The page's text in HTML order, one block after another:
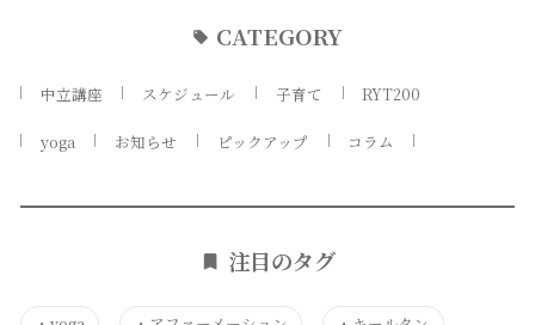
CATEGORY
中立講座 スケジュール 子育て RYT200
yoga お知らせ ピックアップ コラム
注目のタグ